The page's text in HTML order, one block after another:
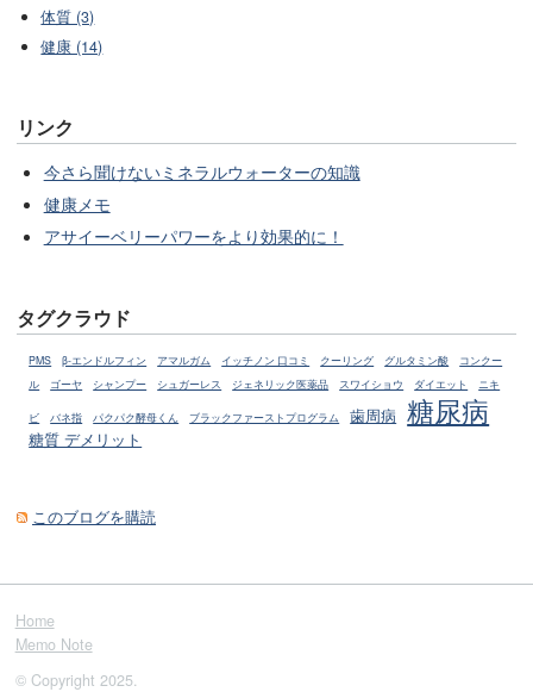
体質 (3)
健康 (14)
リンク
今さら聞けないミネラルウォーターの知識
健康メモ
アサイーベリーパワーをより効果的に！
タグクラウド
PMS β-エンドルフィン アマルガム イッチノン 口コミ クーリング グルタミン酸
コンクー
ル
ゴーヤ シャンプー シュガーレス ジェネリック医薬品 スワイショウ ダイエット ニキ
ビ バネ指 パクパク酵母くん ブラックファーストプログラム 歯周病 糖尿病
糖質 デメリット
このブログを購読
Home
Memo Note
© Copyright 2025.